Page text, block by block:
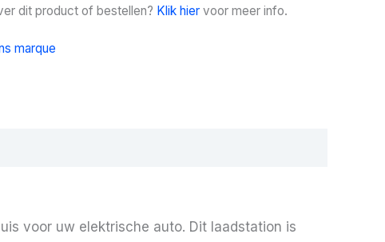
dit product of bestellen? Klik hier voor meer info.
marque
voor uw elektrische auto. Dit laadstation is